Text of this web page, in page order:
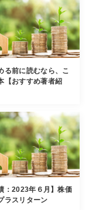
る前に読むなら、こ
【おすすめ著者紹
：2023年６月】株価
ラスリターン